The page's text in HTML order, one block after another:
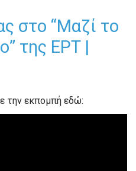
στο “Μαζί το
της ΕΡΤ |
την εκπομπή εδώ: